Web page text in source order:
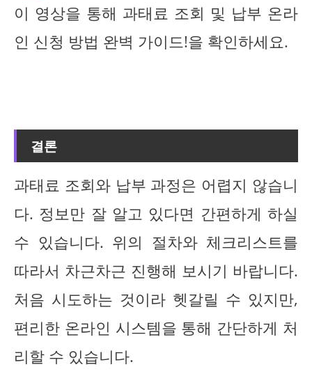
이 영상을 통해 과태료 조회 및 납부 온라
인 신청 방법 완벽 가이드!을 확인하세요.
결론
과태료 조회와 납부 과정은 어렵지 않습니
다. 정보만 잘 알고 있다면 간편하게 하실
수 있습니다. 위의 절차와 체크리스트를
따라서 차근차근 진행해 보시기 바랍니다.
처음 시도하는 것이라 헷갈릴 수 있지만,
편리한 온라인 시스템을 통해 간단하게 처
리할 수 있습니다.